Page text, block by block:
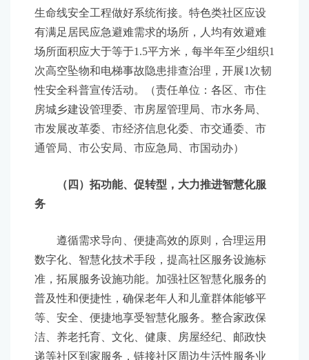
生命线安全工程做好系统衔接。特色类社区应设
有满足居民应急避难需求的场所，人均有效避难
场所面积应大于等于1.5平方米，每半年至少组织1
次高空坠物和电梯事故隐患排查治理，开展1次韧
性安全科普宣传活动。（责任单位：各区、市住
房城乡建设管理委、市房屋管理局、市水务局、
市发展改革委、市经济信息化委、市交通委、市
通管局、市公安局、市应急局、市国动办）
（四）拓功能、促转型，大力推进智慧化服
务
遵循需求导向、便捷高效的原则，合理运用
数字化、智慧化技术手段，提高社区服务设施标
准，拓展服务设施功能。加强社区智慧化服务的
普及性和便捷性，确保老年人和儿童群体能够平
等、安全、便捷地享受智慧化服务。整合家政保
洁、养老托育、文化、健康、房屋经纪、邮政快
递等社区到家服务，链接社区周边生活性服务业